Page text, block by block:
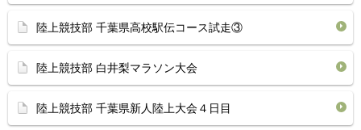
陸上競技部 千葉県高校駅伝コース試走③
陸上競技部 白井梨マラソン大会
陸上競技部 千葉県新人陸上大会４日目